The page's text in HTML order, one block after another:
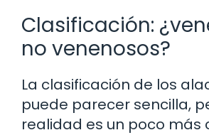
Clasificación:
no venenosos?
La clasificación de los
puede parecer sencilla,
realidad es un poco más